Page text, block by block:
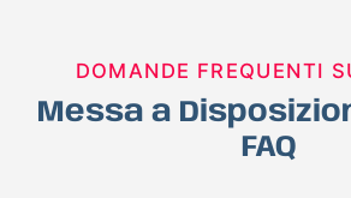
DOMANDE FREQUENTI
Messa a
FAQ